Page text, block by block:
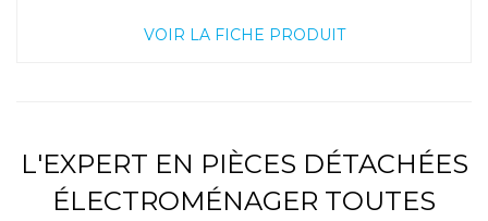
VOIR LA FICHE PRODUIT
L'EXPERT EN PIÈCES DÉTACHÉES
ÉLECTROMÉNAGER TOUTES